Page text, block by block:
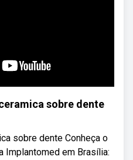
sobre dente
sobre dente Conheça o
Implantomed em Brasília: